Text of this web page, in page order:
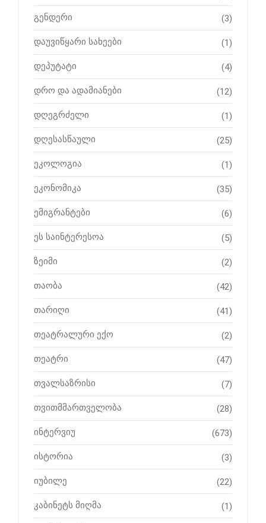
გენდერი (3)
დაუვიწყარი სახეები (1)
დეპუტატი (4)
დრო და ადამიანები (12)
დღეგრძელი (1)
დღესასწაული (25)
ეკოლოგია (1)
ეკონომიკა (35)
ემიგრანტები (6)
ეს საინტერესოა (5)
ზეიმი (2)
თაობა (42)
თარიღი (41)
თეატრალური ექო (2)
თეატრი (47)
თვალსაზრისი (7)
თვითმმართველობა (28)
ინტერვიუ (673)
ისტორია (3)
იუბილე (22)
კაბინეტს მიღმა (1)